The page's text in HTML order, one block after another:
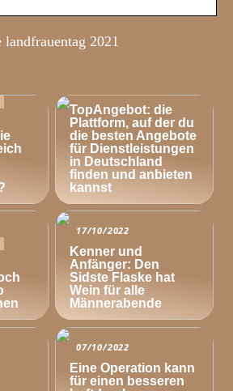
2021
TopAngebot: die
Plattform, auf der du
die besten Angebote
für Dienstleistungen
in Deutschland
finden und anbieten
kannst
17/10/2022
Kenner und
Anfänger: Den
Sidste Flaske hat
Wein für alle
Männerabende
07/10/2022
Eine Operation kann
für einen besseren